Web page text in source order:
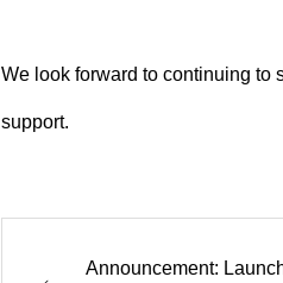
We look forward to continuing to
support.
Announcement: